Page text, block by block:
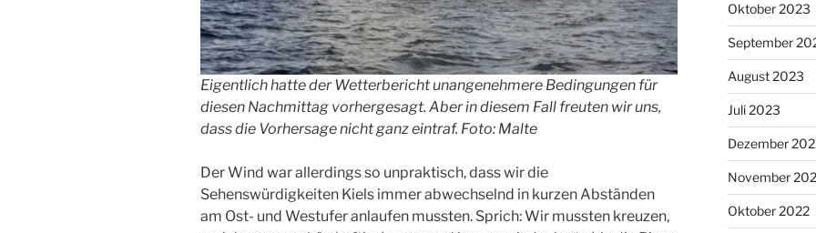
Eigentlich hatte der Wetterbericht unangenehmere Bedingungen für
diesen Nachmittag vorhergesagt. Aber in diesem Fall freuten wir uns,
dass die Vorhersage nicht ganz eintraf. Foto: Malte
Der Wind war allerdings so unpraktisch, dass wir die
Sehenswürdigkeiten Kiels immer abwechselnd in kurzen Abständen
am Ost- und Westufer anlaufen mussten. Sprich: Wir mussten kreuzen,
Oktober 2023
September
August 2023
Juli 2023
Dezember
November
Oktober 2022